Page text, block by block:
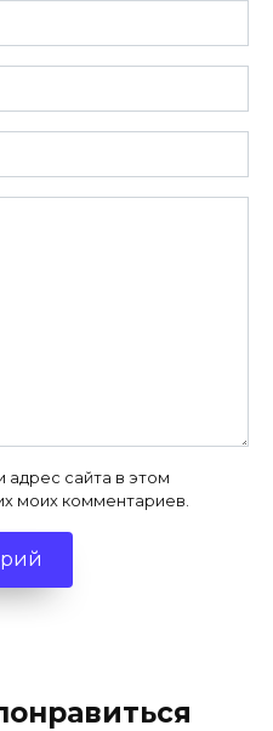
адрес сайта в этом
моих комментариев.